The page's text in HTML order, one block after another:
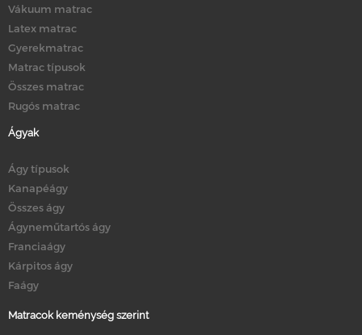
Vákuum matrac
Latex matrac
Gyerekmatrac
Matrac típusok
Összes matrac
Rugós matrac
Ágyak
Ágy típusok
Kanapéágy
Összes ágy
Ágyneműtartós ágy
Franciaágy
Kárpitos ágy
Faágy
Matracok keménység szerint